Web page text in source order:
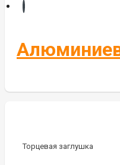
Торцевая заглушка